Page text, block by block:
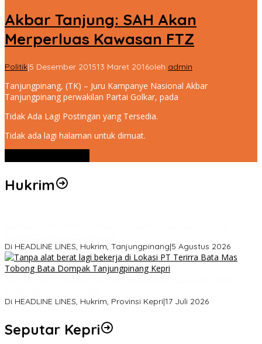
Akbar Tanjung: SAH Akan
Merperluas Kawasan FTZ
Politik|5 Desember 201513 Maret 2016oleh admin
Tanjungpinang, (TK) – Juru Kampanye Nasional Akbar
Tanjungpinang perwakilan Partai Golkar, pada
Tidak Ada Lagi Postingan yang Tersedia.
Tidak ada lagi halaman untuk dimuat.
Hukrim
Di HEADLINE LINES, Hukrim, Tanjungpinang|5 Agustus 2026
Di HEADLINE LINES, Hukrim, Provinsi Kepri|17 Juli 2026
Seputar Kepri